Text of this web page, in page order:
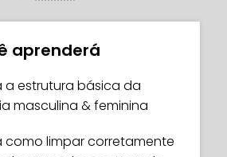
aprenderá
a estrutura básica da
masculina & feminina
como limpar corretamente